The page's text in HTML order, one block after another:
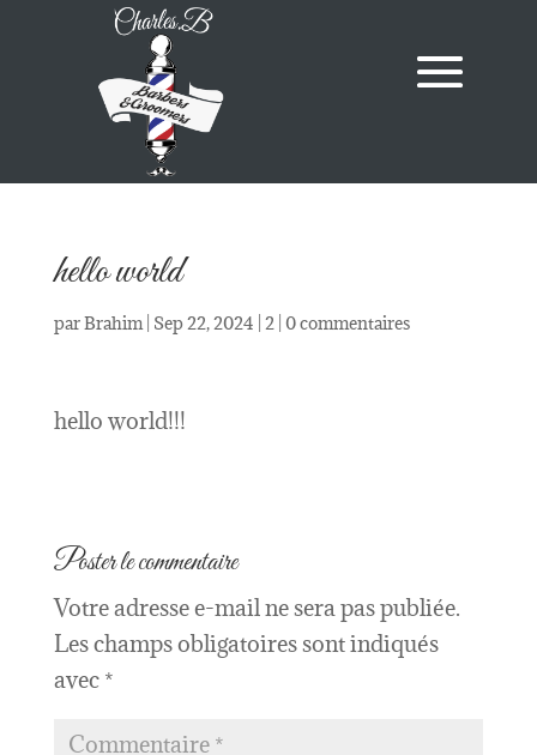
hello world
parBrahim| Sep 22, 2024 2| 0 commentaires
hello world!!!
Poster le commentaire
Votre adresse e-mail ne sera pas publiée.
Les champs obligatoires sont indiqués
avec *